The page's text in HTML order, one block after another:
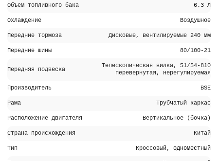
Объем топливного бака 6.3 л
Охлаждение Воздушное
Передние тормоза Дисковые, вентилируемые 240 мм
Передние шины 80/100-21
Передняя подвеска
Телескопическая вилка, 51/54-810
перевернутая, нерегулируемая
Производитель BSE
Рама Трубчатый каркас
Расположение двигателя Вертикальное (бочка)
Страна происхождения Китай
Тип Кроссовый, одноместный